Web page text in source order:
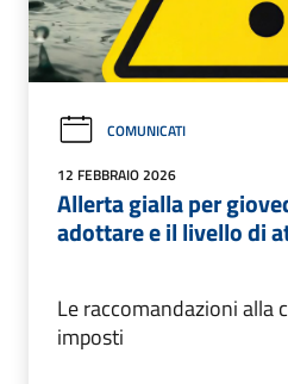
COMUNICATI
12 FEBBRAIO 2026
Allerta gialla per
adottare e il livello di
Le raccomandazioni alla
imposti